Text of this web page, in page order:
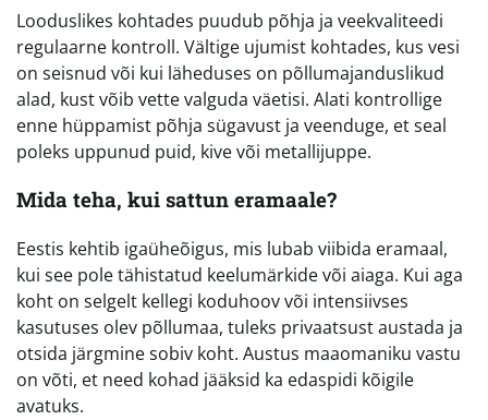
Looduslikes kohtades puudub põhja ja veekvaliteedi
regulaarne kontroll. Vältige ujumist kohtades, kus vesi
on seisnud või kui läheduses on põllumajanduslikud
alad, kust võib vette valguda väetisi. Alati kontrollige
enne hüppamist põhja sügavust ja veenduge, et seal
poleks uppunud puid, kive või metallijuppe.
Mida teha, kui sattun eramaale?
Eestis kehtib igaüheõigus, mis lubab viibida eramaal,
kui see pole tähistatud keelumärkide või aiaga. Kui aga
koht on selgelt kellegi koduhoov või intensiivses
kasutuses olev põllumaa, tuleks privaatsust austada ja
otsida järgmine sobiv koht. Austus maaomaniku vastu
on võti, et need kohad jääksid ka edaspidi kõigile
avatuks.